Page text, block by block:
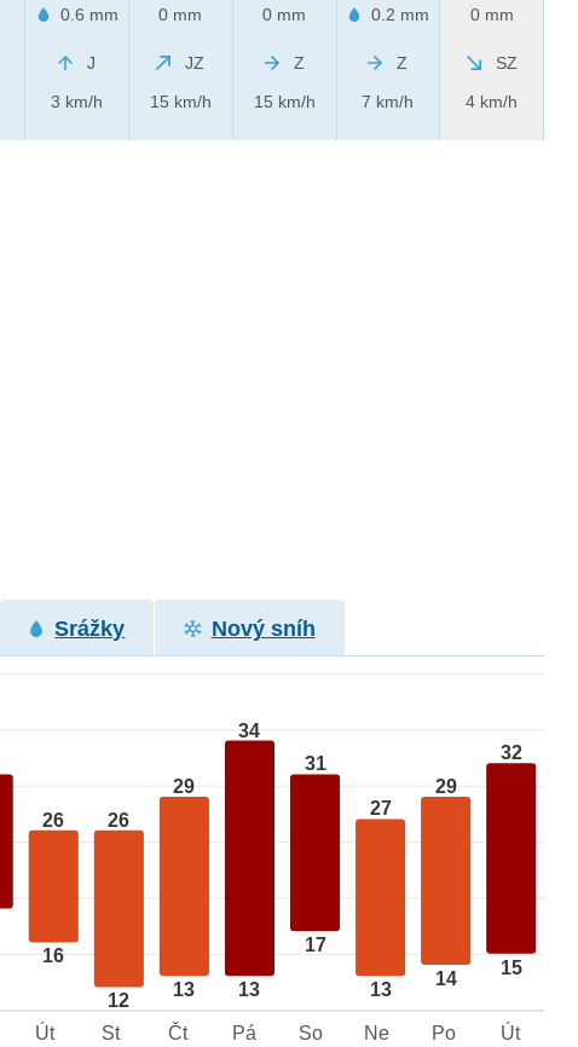
0.6 mm
J
3 km/h
0 mm
JZ
15 km/h
0 mm
Z
15 km/h
0.2 mm
Z
7 km/h
0 mm
SZ
4 km/h
Srážky Nový sníh
26
16
26
12
29
13
34
13
31
17
27
13
29
14
32
15
Út St Čt Pá So Ne Po Út